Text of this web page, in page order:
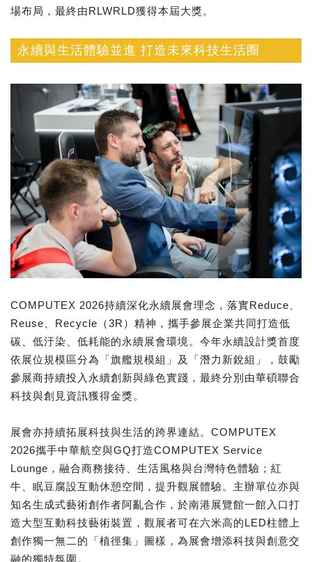
場布局，最終由RLWRLD獲得本屆大獎。
永續與生活體驗並進 打造未來科技生活圈
COMPUTEX 2026持續深化永續展會理念，落實Reduce、
Reuse、Recycle（3R）精神，攜手參展企業共同打造低
碳、低汙染、低耗能的永續展會環境。今年永續設計獎首度
依展位規模區分為「旗艦規模組」及「潛力新銳組」，鼓勵
參展商持續投入永續創新與綠色實踐，最終分別由華碩聯合
科技與創見資訊獲得金獎。
展會亦持續拓展科技與生活的跨界連結。COMPUTEX
2026攜手中華航空與GQ打造COMPUTEX Service
Lounge，融合商務接待、生活風格與台灣特色體驗；紅
牛、眠豆腐設互動休憩空間，提升觀展體驗。主辦單位亦與
知名生成式藝術創作者阿亂合作，於南港展覽館一館入口打
造大型互動科技藝術裝置，觀展者可在六米高的LED柱體上
創作獨一無二的「植徑集」圖樣，為展會增添科技與創意交
融的獨特氛圍。